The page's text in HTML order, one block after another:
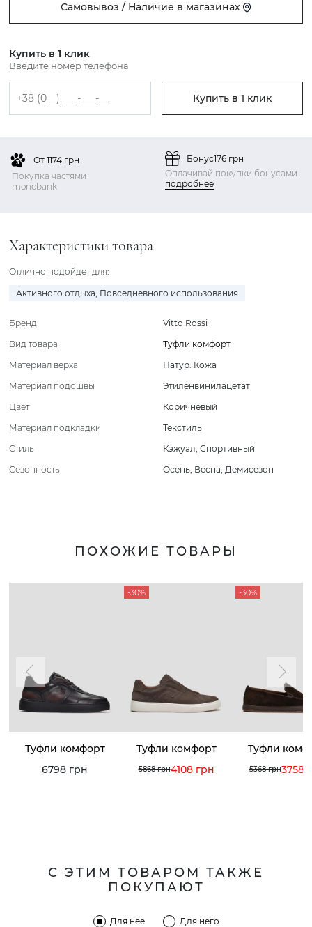
Самовывоз / Наличие в магазинах
Купить в 1 клик
Введите номер телефона
Купить в 1 клик
От 1174 грн
Покупка частями
monobank
Бонус176 грн
Оплачивай покупки бонусами
подробнее
Характеристики товара
Отлично подойдет для:
Активного отдыха, Повседневного использования
Бренд
Vitto Rossi
Вид товара
Туфли комфорт
Материал верха
Натур. Кожа
Материал подошвы
Этиленвинилацетат
Цвет
Коричневый
Материал подкладки
Текстиль
Стиль
Кэжуал, Спортивный
Сезонность
Осень, Весна, Демисезон
ПОХОЖИЕ ТОВАРЫ
Туфли комфорт
6798 грн
-30%
Туфли комфорт
5868 грн4108 грн
-30%
Туфли
5368 грн3758
С ЭТИМ ТОВАРОМ ТАКЖЕ
ПОКУПАЮТ
Для нее Для него